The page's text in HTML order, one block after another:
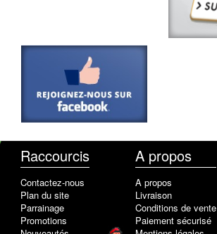
Raccourcis
Contactez-nous
Plan du site
Parrainage
Promotions
A propos
A propos
Livraison
Conditions de vente
Paiement sécurisé